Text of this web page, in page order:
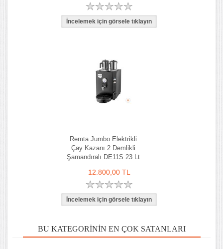
Remta Jumbo Elektrikli
Çay Kazanı 2 Demlikli
Şamandıralı DE11S 23 Lt
12.800,00 TL
BU KATEGORININ EN ÇOK SATANLARI